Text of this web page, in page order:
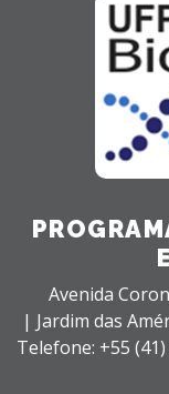
Avenida
| Jardim das
Telefone: +55